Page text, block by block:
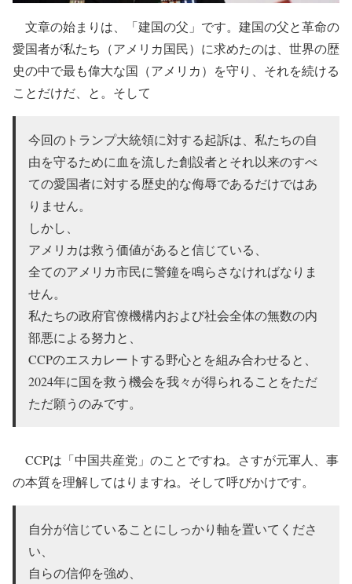
文章の始まりは、「建国の父」です。建国の父と革命の
愛国者が私たち（アメリカ国民）に求めたのは、世界の歴
史の中で最も偉大な国（アメリカ）を守り、それを続ける
ことだけだ、と。そして
今回のトランプ大統領に対する起訴は、私たちの自
由を守るために血を流した創設者とそれ以来のすべ
ての愛国者に対する歴史的な侮辱であるだけではあ
りません。
しかし、
アメリカは救う価値があると信じている、
全てのアメリカ市民に警鐘を鳴らさなければなりま
せん。
私たちの政府官僚機構内および社会全体の無数の内
部悪による努力と、
CCPのエスカレートする野心とを組み合わせると、
2024年に国を救う機会を我々が得られることをただ
ただ願うのみです。
CCPは「中国共産党」のことですね。さすが元軍人、事
の本質を理解してはりますね。そして呼びかけです。
自分が信じていることにしっかり軸を置いてくださ
い、
自らの信仰を強め、